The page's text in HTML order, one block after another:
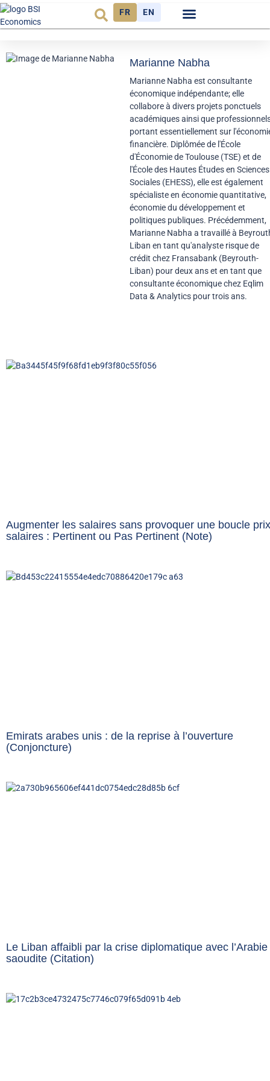
FR EN
Marianne Nabha
Marianne Nabha est consultante
économique indépendante; elle
collabore à divers projets ponctuels
académiques ainsi que
portant essentiellement sur
financière. Diplômée de l'École
d'Économie de Toulouse (TSE) et de
l'École des Hautes Études en Sciences
Sociales (EHESS), elle est également
spécialiste en économie quantitative,
économie du développement et
politiques publiques. Précédemment,
Marianne Nabha a travaillé à
Liban en tant qu'analyste risque de
crédit chez Fransabank (Beyrouth-
Liban) pour deux ans et en tant que
consultante économique chez Eqlim
Data & Analytics pour trois ans.
Augmenter les salaires sans provoquer une boucle
salaires : Pertinent ou Pas Pertinent (Note)
Emirats arabes unis : de la reprise à l’ouverture
(Conjoncture)
Le Liban affaibli par la crise diplomatique avec l’Arabie
saoudite (Citation)